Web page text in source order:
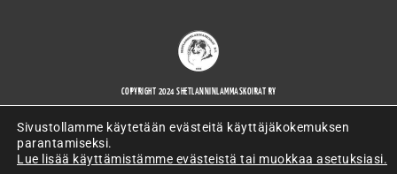
COPYRIGHT 2024 SHETLANNINLAMMASKOIRAT RY
Sivustollamme käytetään evästeitä käyttäjäkokemuksen
parantamiseksi.
Lue lisää käyttämistämme evästeistä tai muokkaa asetuksiasi.